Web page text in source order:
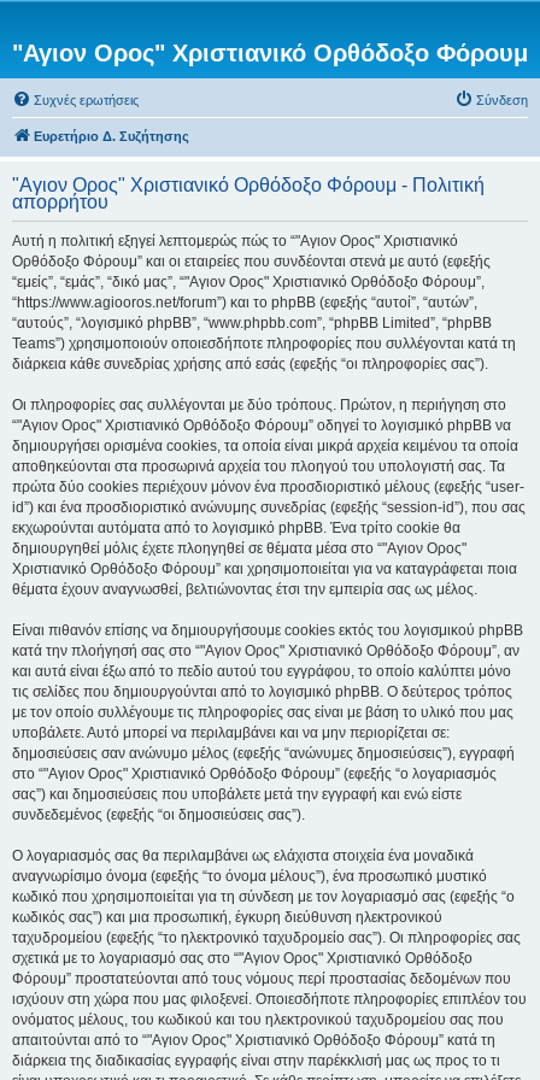
"Αγιον Ορος" Χριστιανικό Ορθόδοξο Φόρουμ
Συχνές ερωτήσεις Σύνδεση
Ευρετήριο Δ. Συζήτησης
"Αγιον Ορος" Χριστιανικό Ορθόδοξο Φόρουμ - Πολιτική
απορρήτου
Αυτή η πολιτική εξηγεί λεπτομερώς πώς το “"Αγιον Ορος" Χριστιανικό
Ορθόδοξο Φόρουμ” και οι εταιρείες που συνδέονται στενά με αυτό (εφεξής
“εμείς”, “εμάς”, “δικό μας”, “"Αγιον Ορος" Χριστιανικό Ορθόδοξο Φόρουμ”,
“https://www.agiooros.net/forum”) και το phpBB (εφεξής “αυτοί”, “αυτών”,
“αυτούς”, “λογισμικό phpBB”, “www.phpbb.com”, “phpBB Limited”, “phpBB
Teams”) χρησιμοποιούν οποιεσδήποτε πληροφορίες που συλλέγονται κατά τη
διάρκεια κάθε συνεδρίας χρήσης από εσάς (εφεξής “οι πληροφορίες σας”).
Οι πληροφορίες σας συλλέγονται με δύο τρόπους. Πρώτον, η περιήγηση στο
“"Αγιον Ορος" Χριστιανικό Ορθόδοξο Φόρουμ” οδηγεί το λογισμικό phpBB να
δημιουργήσει ορισμένα cookies, τα οποία είναι μικρά αρχεία κειμένου τα οποία
αποθηκεύονται στα προσωρινά αρχεία του πλοηγού του υπολογιστή σας. Τα
πρώτα δύο cookies περιέχουν μόνον ένα προσδιοριστικό μέλους (εφεξής “user-
id”) και ένα προσδιοριστικό ανώνυμης συνεδρίας (εφεξής “session-id”), που σας
εκχωρούνται αυτόματα από το λογισμικό phpBB. Ένα τρίτο cookie θα
δημιουργηθεί μόλις έχετε πλοηγηθεί σε θέματα μέσα στο “"Αγιον Ορος"
Χριστιανικό Ορθόδοξο Φόρουμ” και χρησιμοποιείται για να καταγράφεται ποια
θέματα έχουν αναγνωσθεί, βελτιώνοντας έτσι την εμπειρία σας ως μέλος.
Είναι πιθανόν επίσης να δημιουργήσουμε cookies εκτός του λογισμικού phpBB
κατά την πλοήγησή σας στο “"Αγιον Ορος" Χριστιανικό Ορθόδοξο Φόρουμ”, αν
και αυτά είναι έξω από το πεδίο αυτού του εγγράφου, το οποίο καλύπτει μόνο
τις σελίδες που δημιουργούνται από το λογισμικό phpBB. Ο δεύτερος τρόπος
με τον οποίο συλλέγουμε τις πληροφορίες σας είναι με βάση το υλικό που μας
υποβάλετε. Αυτό μπορεί να περιλαμβάνει και να μην περιορίζεται σε:
δημοσιεύσεις σαν ανώνυμο μέλος (εφεξής “ανώνυμες δημοσιεύσεις”), εγγραφή
στο “"Αγιον Ορος" Χριστιανικό Ορθόδοξο Φόρουμ” (εφεξής “ο λογαριασμός
σας”) και δημοσιεύσεις που υποβάλετε μετά την εγγραφή και ενώ είστε
συνδεδεμένος (εφεξής “οι δημοσιεύσεις σας”).
Ο λογαριασμός σας θα περιλαμβάνει ως ελάχιστα στοιχεία ένα μοναδικά
αναγνωρίσιμο όνομα (εφεξής “το όνομα μέλους”), ένα προσωπικό μυστικό
κωδικό που χρησιμοποιείται για τη σύνδεση με τον λογαριασμό σας (εφεξής “ο
κωδικός σας”) και μια προσωπική, έγκυρη διεύθυνση ηλεκτρονικού
ταχυδρομείου (εφεξής “το ηλεκτρονικό ταχυδρομείο σας”). Οι πληροφορίες σας
σχετικά με το λογαριασμό σας στο “"Αγιον Ορος" Χριστιανικό Ορθόδοξο
Φόρουμ” προστατεύονται από τους νόμους περί προστασίας δεδομένων που
ισχύουν στη χώρα που μας φιλοξενεί. Οποιεσδήποτε πληροφορίες επιπλέον του
ονόματος μέλους, του κωδικού και του ηλεκτρονικού ταχυδρομείου σας που
απαιτούνται από το “"Αγιον Ορος" Χριστιανικό Ορθόδοξο Φόρουμ” κατά τη
διάρκεια της διαδικασίας εγγραφής είναι στην παρέκκλισή μας ως προς το τι